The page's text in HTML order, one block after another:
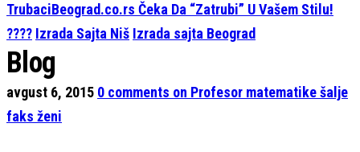
TrubaciBeograd.co.rs Čeka Da “Zatrubi” U Vašem Stilu!
???? Izrada Sajta Niš Izrada sajta Beograd
Blog
avgust 6, 2015 0 comments on Profesor matematike šalje
faks ženi